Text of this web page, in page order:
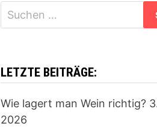
Suchen
nach:
LETZTE BEITRÄGE:
Wie lagert man Wein richtig?
2026